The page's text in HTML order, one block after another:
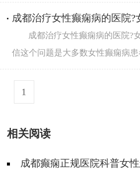
成都治疗女性癫痫病的医院?
成都治疗女性癫痫病的医院?
信这个问题是大多数女性癫痫病患
1
相关阅读
成都癫痫正规医院科普女